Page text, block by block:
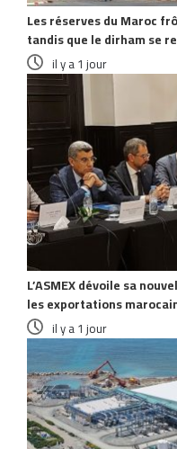
Les réserves du Maroc
tandis que le dirham se
il y a 1 jour
L’ASMEX dévoile sa
les exportations
il y a 1 jour